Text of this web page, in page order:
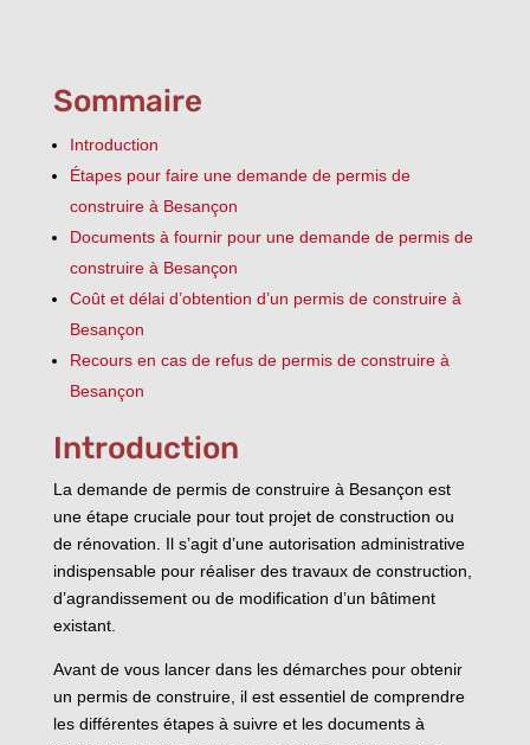
Sommaire
Introduction
Étapes pour faire une demande de permis de
construire à Besançon
Documents à fournir pour une demande de permis de
construire à Besançon
Coût et délai d’obtention d’un permis de construire à
Besançon
Recours en cas de refus de permis de construire à
Besançon
Introduction
La demande de permis de construire à Besançon est
une étape cruciale pour tout projet de construction ou
de rénovation. Il s’agit d’une autorisation administrative
indispensable pour réaliser des travaux de construction,
d’agrandissement ou de modification d’un bâtiment
existant.
Avant de vous lancer dans les démarches pour obtenir
un permis de construire, il est essentiel de comprendre
les différentes étapes à suivre et les documents à